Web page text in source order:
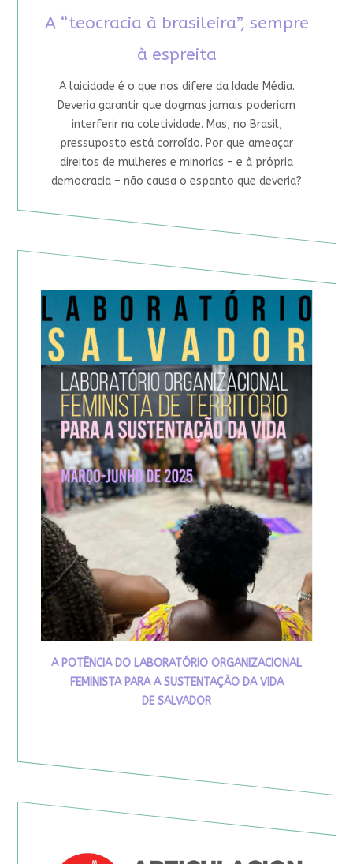
A “teocracia à brasileira”, sempre
à espreita
A laicidade é o que nos difere da Idade Média.
Deveria garantir que dogmas jamais poderiam
interferir na coletividade. Mas, no Brasil,
pressuposto está corroído. Por que ameaçar
direitos de mulheres e minorias – e à própria
democracia – não causa o espanto que deveria?
A POTÊNCIA DO LABORATÓRIO ORGANIZACIONAL
FEMINISTA PARA A SUSTENTAÇÃO DA VIDA
DE SALVADOR